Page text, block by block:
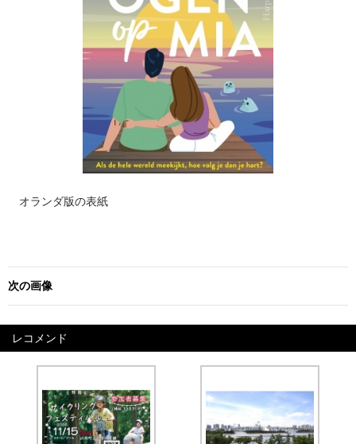
オランダ版の表紙
次の画像
レコメンド